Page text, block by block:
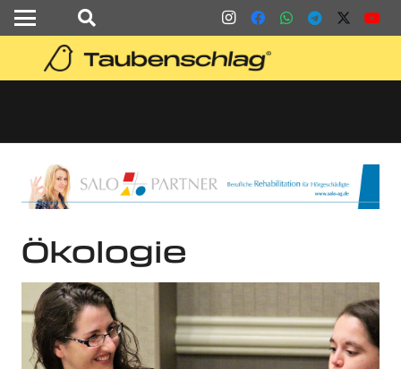
Ökologie